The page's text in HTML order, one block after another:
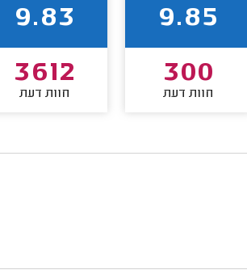
9.85
300
חוות דעת
9.83
3612
חוות דעת